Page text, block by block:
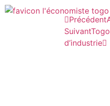
Précédent
Suivant
d’industrie